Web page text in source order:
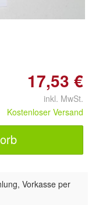
17,53 €
inkl. MwSt.
Kostenloser Versand
Vorkasse per